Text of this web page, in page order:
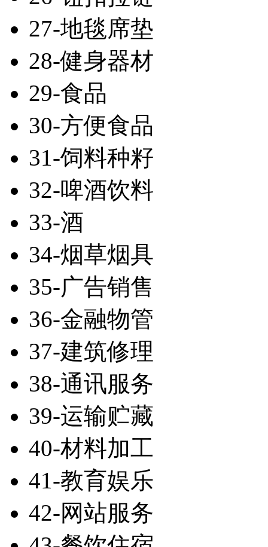
27-地毯席垫
28-健身器材
29-食品
30-方便食品
31-饲料种籽
32-啤酒饮料
33-酒
34-烟草烟具
35-广告销售
36-金融物管
37-建筑修理
38-通讯服务
39-运输贮藏
40-材料加工
41-教育娱乐
42-网站服务